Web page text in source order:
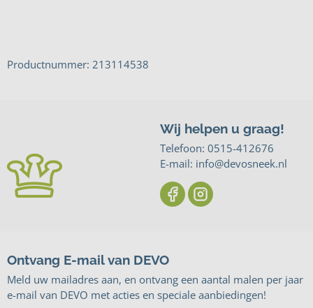
Productnummer: 213114538
Wij helpen u graag!
Telefoon:0515-412676
E-mail: info@devosneek.nl
Ontvang E-mail van DEVO
Meld uw mailadres aan, en ontvang een aantal malen per jaar
e-mail van DEVO met acties en speciale aanbiedingen!